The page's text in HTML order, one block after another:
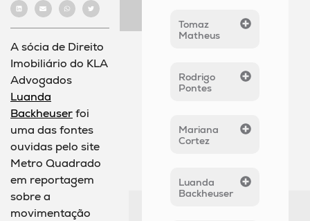
A sócia de Direito
Imobiliário do KLA
Advogados
Luanda
Backheuserfoi
uma das fontes
ouvidas pelo site
Metro Quadrado
em reportagem
sobre a
movimentação
Tomaz
Matheus
Rodrigo
Pontes
Mariana
Cortez
Luanda
Backheuser